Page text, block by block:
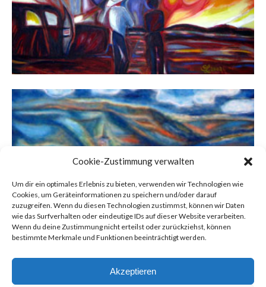
Cookie-Zustimmung verwalten
Um dir ein optimales Erlebnis zu bieten, verwenden wir Technologien wie
Cookies, um Geräteinformationen zu speichern und/oder darauf
zuzugreifen. Wenn du diesen Technologien zustimmst, können wir Daten
wie das Surfverhalten oder eindeutige IDs auf dieser Website verarbeiten.
Wenn du deine Zustimmung nicht erteilst oder zurückziehst, können
bestimmte Merkmale und Funktionen beeinträchtigt werden.
Akzeptieren
NIERSTEIN